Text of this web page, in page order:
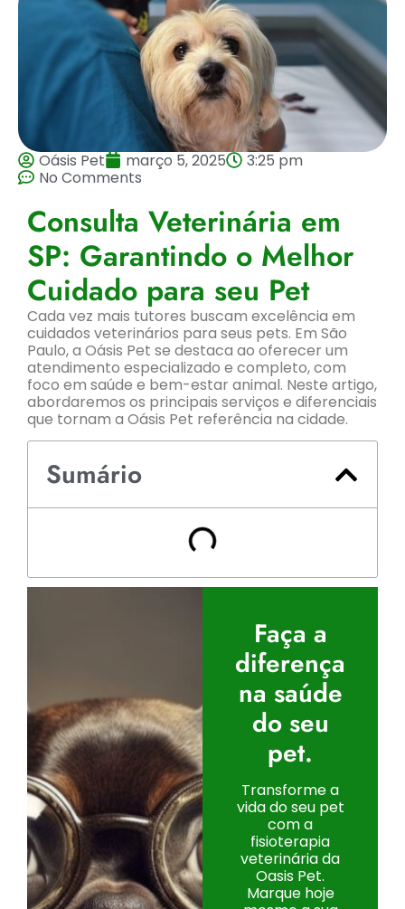
Oásis Pet março 5, 2025
3:25 pm
No Comments
Consulta Veterinária em
SP: Garantindo o Melhor
Cuidado para seu Pet
Cada vez mais tutores buscam excelência em
cuidados veterinários para seus pets. Em São
Paulo, a Oásis Pet se destaca ao oferecer um
atendimento especializado e completo, com
foco em saúde e bem-estar animal. Neste artigo,
abordaremos os principais serviços e diferenciais
que tornam a Oásis Pet referência na cidade.
Sumário
Faça a
diferença
na saúde
do seu
pet.
Transforme a
vida do seu pet
com a
fisioterapia
veterinária da
Oasis Pet.
Marque hoje